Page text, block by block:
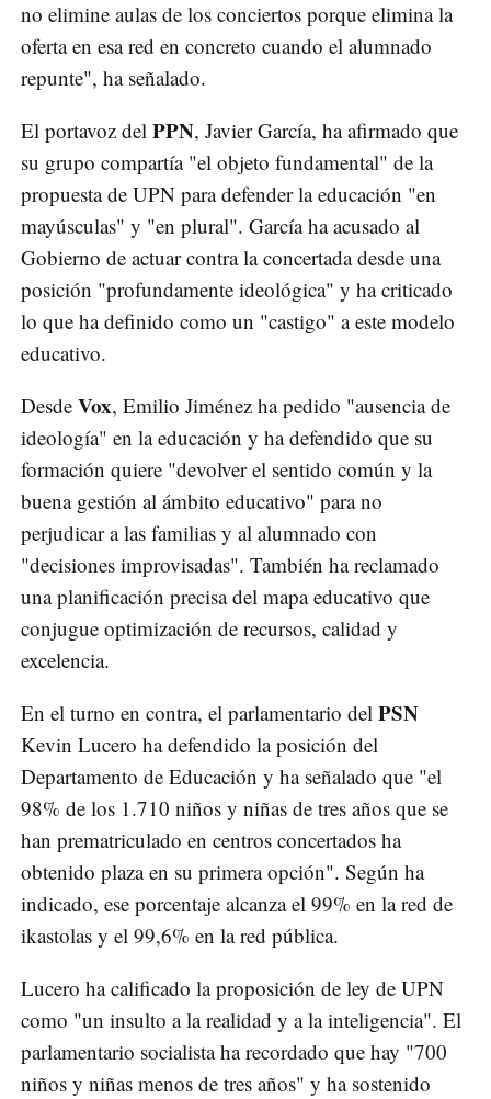
no elimine aulas de los conciertos porque elimina la
oferta en esa red en concreto cuando el alumnado
repunte", ha señalado.
El portavoz del PPN, Javier García, ha afirmado que
su grupo compartía "el objeto fundamental" de la
propuesta de UPN para defender la educación "en
mayúsculas" y "en plural". García ha acusado al
Gobierno de actuar contra la concertada desde una
posición "profundamente ideológica" y ha criticado
lo que ha definido como un "castigo" a este modelo
educativo.
Desde Vox, Emilio Jiménez ha pedido "ausencia de
ideología" en la educación y ha defendido que su
formación quiere "devolver el sentido común y la
buena gestión al ámbito educativo" para no
perjudicar a las familias y al alumnado con
"decisiones improvisadas". También ha reclamado
una planificación precisa del mapa educativo que
conjugue optimización de recursos, calidad y
excelencia.
En el turno en contra, el parlamentario del PSN
Kevin Lucero ha defendido la posición del
Departamento de Educación y ha señalado que "el
98% de los 1.710 niños y niñas de tres años que se
han prematriculado en centros concertados ha
obtenido plaza en su primera opción". Según ha
indicado, ese porcentaje alcanza el 99% en la red de
ikastolas y el 99,6% en la red pública.
Lucero ha calificado la proposición de ley de UPN
como "un insulto a la realidad y a la inteligencia". El
parlamentario socialista ha recordado que hay "700
niños y niñas menos de tres años" y ha sostenido